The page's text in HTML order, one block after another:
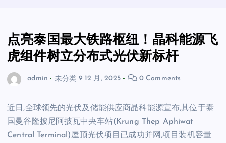
点亮泰国最大铁路枢纽！晶科能源飞
虎组件树立分布式光伏新标杆
admin 未分类 9 12 月, 2025 0 Comments
近日,全球领先的光伏及储能供应商晶科能源宣布,其位于泰
国曼谷隆披尼阿披瓦中央车站(Krung Thep Aphiwat
Central Terminal)屋顶光伏项目已成功并网,项目装机容量